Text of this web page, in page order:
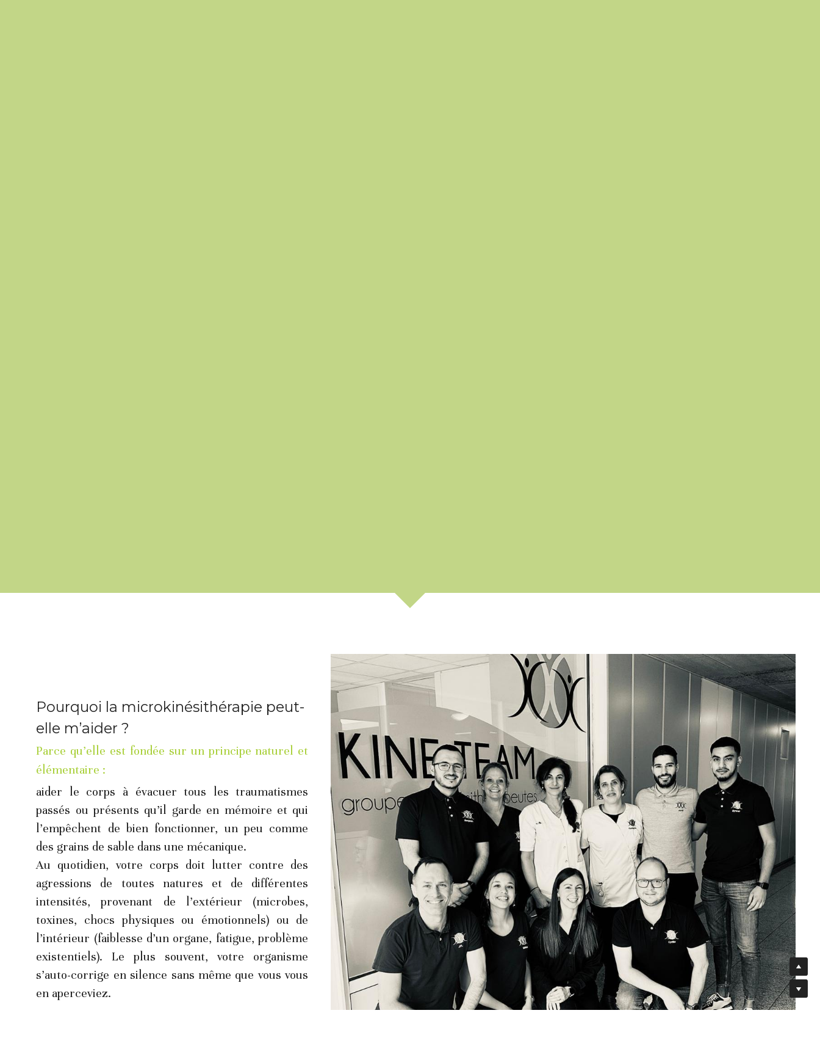
elle m’aider ?
Parce qu’elle est fondée sur un principe naturel et
aider le corps à évacuer tous les traumatismes
l’empêchent de bien fonctionner, un peu comme
des grains de sable dans une mécanique.
Au quotidien, votre corps doit lutter contre des
agressions de toutes natures et de différentes
intensités, provenant de l’extérieur (microbes,
toxines, chocs physiques ou émotionnels) ou de
l’intérieur (faiblesse d’un organe, fatigue, problème
existentiels). Le plus souvent, votre organisme
s’auto-corrige en silence sans même que vous vous
en aperceviez.